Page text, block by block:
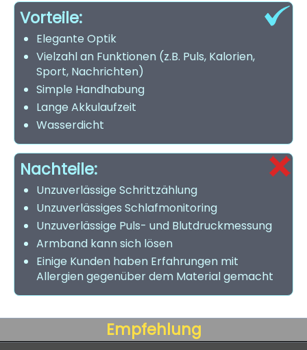
Vorteile:
Elegante Optik
Vielzahl an Funktionen (z.B. Puls, Kalorien,
Sport, Nachrichten)
Simple Handhabung
Lange Akkulaufzeit
Wasserdicht
Nachteile:
Unzuverlässige Schrittzählung
Unzuverlässiges Schlafmonitoring
Unzuverlässige Puls- und Blutdruckmessung
Armband kann sich lösen
Einige Kunden haben Erfahrungen mit
Allergien gegenüber dem Material gemacht
Empfehlung